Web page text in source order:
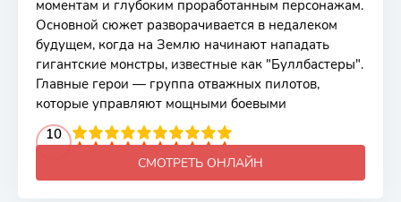
моментам и глубоким проработанным персонажам.
Основной сюжет разворачивается в недалеком
будущем, когда на Землю начинают нападать
гигантские монстры, известные как "Буллбастеры".
Главные герои — группа отважных пилотов,
которые управляют мощными боевыми
10
4 5 6 7 8 9 10
СМОТРЕТЬ ОНЛАЙН